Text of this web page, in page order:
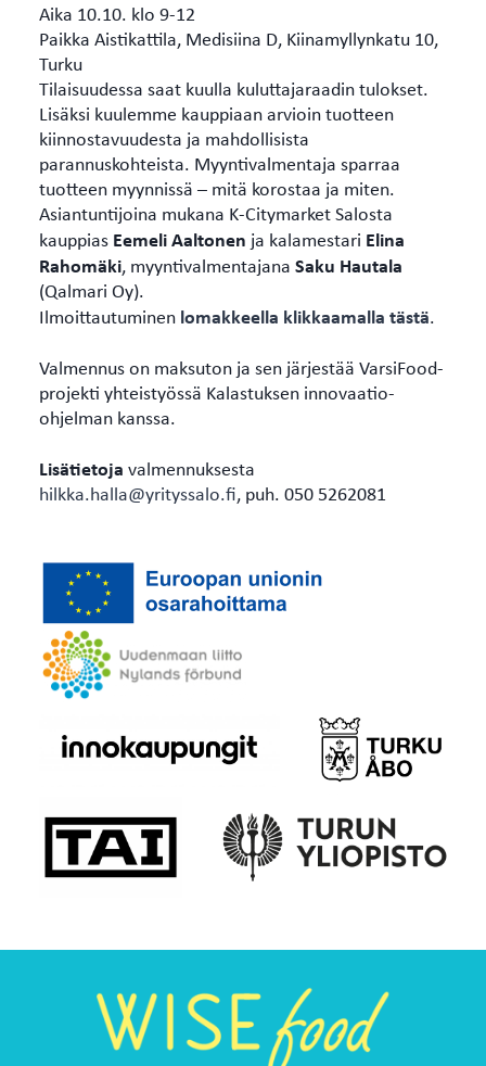
Aika 10.10. klo 9-12
Paikka Aistikattila, Medisiina D, Kiinamyllynkatu 10,
Turku
Tilaisuudessa saat kuulla kuluttajaraadin tulokset.
Lisäksi kuulemme kauppiaan arvioin tuotteen
kiinnostavuudesta ja mahdollisista
parannuskohteista. Myyntivalmentaja sparraa
tuotteen myynnissä – mitä korostaa ja miten.
Asiantuntijoina mukana K-Citymarket Salosta
kauppias Eemeli Aaltonen ja kalamestari Elina
Rahomäki, myyntivalmentajana Saku Hautala
(Qalmari Oy).
Ilmoittautuminen lomakkeella klikkaamalla tästä.
Valmennus on maksuton ja sen järjestää VarsiFood-
projekti yhteistyössä Kalastuksen innovaatio-
ohjelman kanssa.
Lisätietoja valmennuksesta
hilkka.halla@yrityssalo.fi, puh. 050 5262081